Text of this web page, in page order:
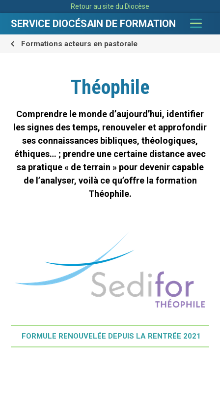
contenu.
la
navigation
Retour au site du Diocèse
SERVICE DIOCÉSAIN DE FORMATION
Formations acteurs en pastorale
Théophile
Comprendre le monde d’aujourd’hui, identifier
les signes des temps, renouveler et approfondir
ses connaissances bibliques, théologiques,
éthiques… ; prendre une certaine distance avec
sa pratique « de terrain » pour devenir capable
de l’analyser, voilà ce qu’offre la formation
Théophile.
FORMULE RENOUVELÉE DEPUIS LA RENTRÉE 2021